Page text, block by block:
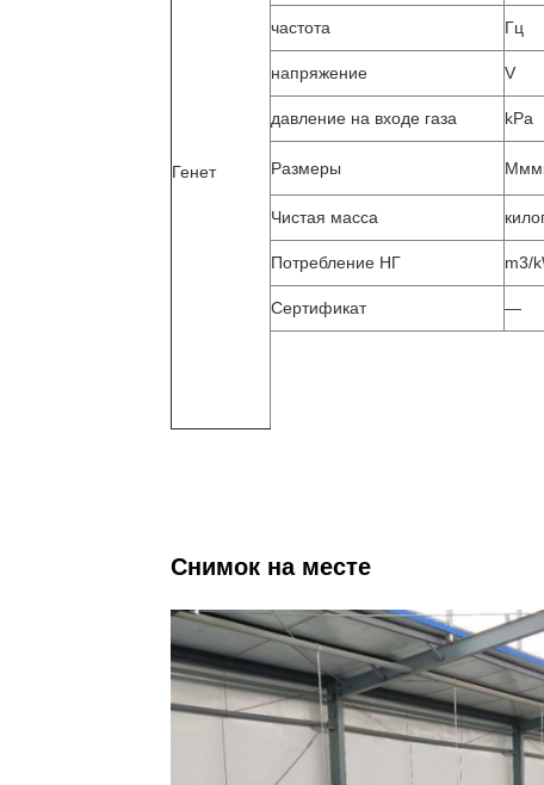
Генет
частота Гц
напряжение V
давление на входе газа kPa
Размеры
Чистая масса
Потребление НГ m3/
Сертификат —
Снимок на месте